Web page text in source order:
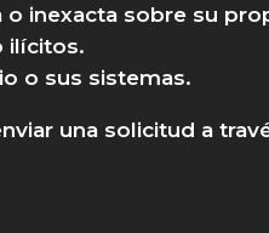
inexacta sobre su
ilícitos.
o sus sistemas.
una solicitud a